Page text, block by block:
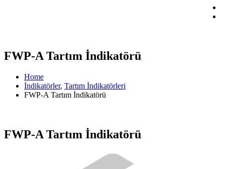
FWP-A Tartım İndikatörü
Home
İndikatörler, Tartım İndikatörleri
FWP-A Tartım İndikatörü
FWP-A Tartım İndikatörü